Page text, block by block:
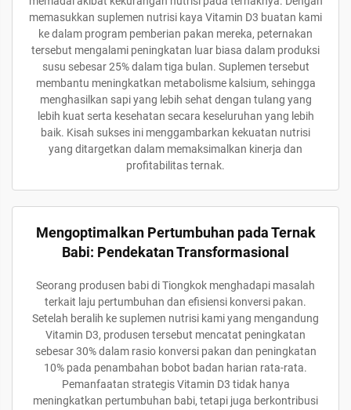
memasukkan suplemen nutrisi kaya Vitamin D3 buatan kami
ke dalam program pemberian pakan mereka, peternakan
tersebut mengalami peningkatan luar biasa dalam produksi
susu sebesar 25% dalam tiga bulan. Suplemen tersebut
membantu meningkatkan metabolisme kalsium, sehingga
menghasilkan sapi yang lebih sehat dengan tulang yang
lebih kuat serta kesehatan secara keseluruhan yang lebih
baik. Kisah sukses ini menggambarkan kekuatan nutrisi
yang ditargetkan dalam memaksimalkan kinerja dan
profitabilitas ternak.
Mengoptimalkan Pertumbuhan pada Ternak
Babi: Pendekatan Transformasional
Seorang produsen babi di Tiongkok menghadapi masalah
terkait laju pertumbuhan dan efisiensi konversi pakan.
Setelah beralih ke suplemen nutrisi kami yang mengandung
Vitamin D3, produsen tersebut mencatat peningkatan
sebesar 30% dalam rasio konversi pakan dan peningkatan
10% pada penambahan bobot badan harian rata-rata.
Pemanfaatan strategis Vitamin D3 tidak hanya
meningkatkan pertumbuhan babi, tetapi juga berkontribusi